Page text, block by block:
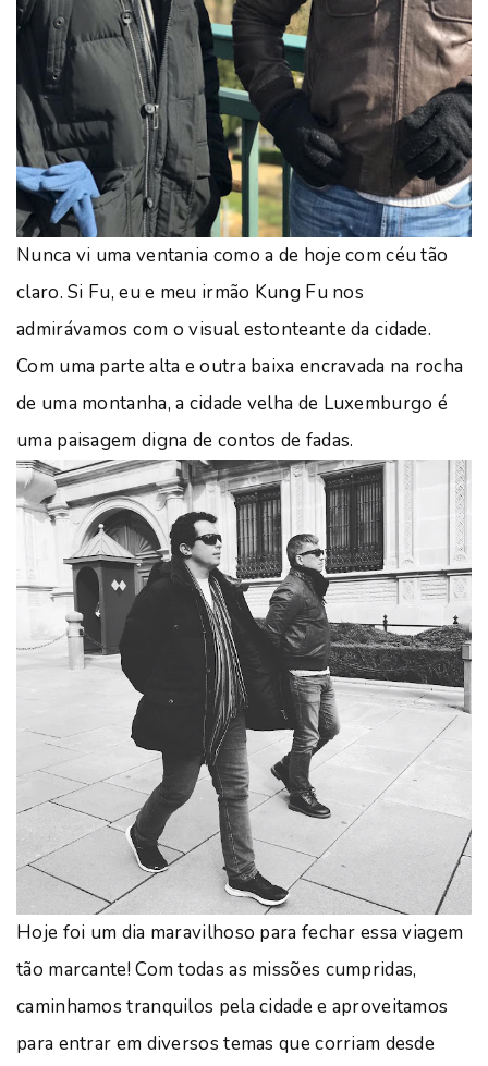
Nunca vi uma ventania como a de hoje com céu tão
claro. Si Fu, eu e meu irmão Kung Fu nos
admirávamos com o visual estonteante da cidade.
Com uma parte alta e outra baixa encravada na rocha
de uma montanha, a cidade velha de Luxemburgo é
uma paisagem digna de contos de fadas.
Hoje foi um dia maravilhoso para fechar essa viagem
tão marcante! Com todas as missões cumpridas,
caminhamos tranquilos pela cidade e aproveitamos
para entrar em diversos temas que corriam desde